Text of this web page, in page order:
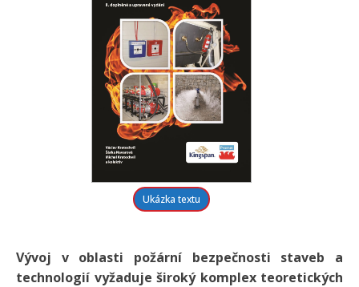
Ukázka textu
Vývoj v oblasti požární bezpečnosti staveb a
technologií vyžaduje široký komplex teoretických